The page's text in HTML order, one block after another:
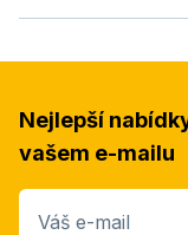
Nejlepší
vašem e-mailu
Váš e-mail